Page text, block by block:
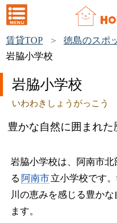
賃貸TOP 徳島のスポ
岩脇小学校
岩脇小学校
いわわきしょうがっこう
豊かな自然に囲まれた
岩脇小学校は、阿南市北
る 阿南市立小学校です
川の恵みを感じる豊か
ます。